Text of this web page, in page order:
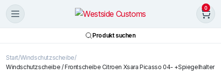
0
Produkt suchen
Start Windschutzscheibe
Windschutzscheibe / Frontscheibe Citroen Xsara Picasso 04- +Spiegelhalter